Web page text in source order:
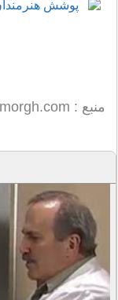
منبع : seemorgh.com